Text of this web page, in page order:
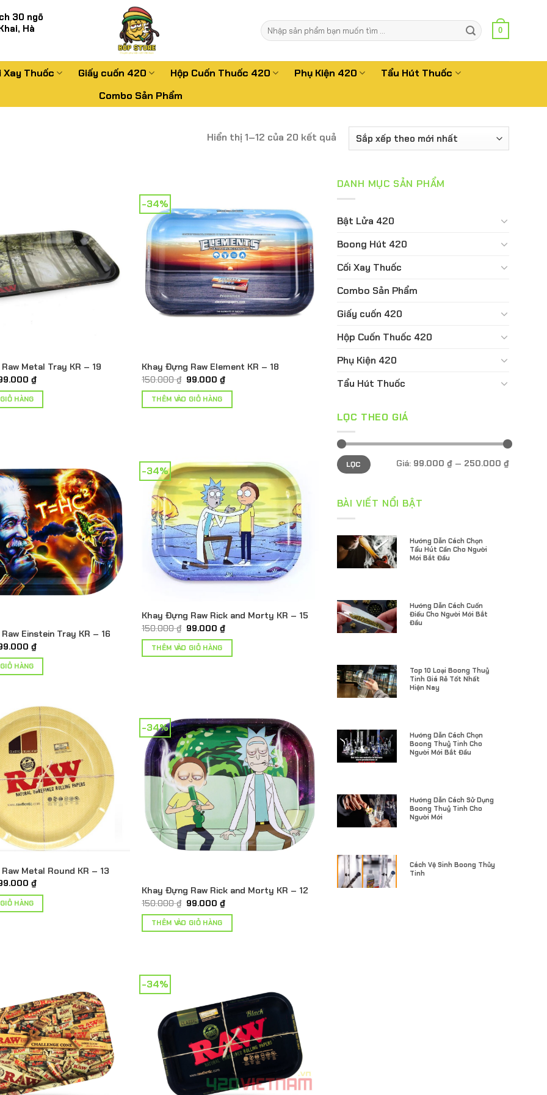
30 ngõ
Hà
Tìm
kiếm:
0
Xay Thuốc Giấy cuốn 420 Hộp Cuốn Thuốc 420 Phụ Kiện 420
Tẩu Hút Thuốc
Combo Sản Phẩm
Hiển thị 1–12 của 20 kết quả
Metal Tray KR – 19
là:
150.000 ₫.
₫Giá
HÀNG
-34%
Khay Đựng Raw Element KR – 18
150.000₫ Giá
là:
150.000 ₫.
99.000₫Giá
THÊM VÀO GIỎ HÀNG
Einstein Tray KR – 16
là:
₫.
₫Giá
là:
HÀNG
-34%
Khay Đựng Raw Rick and Morty KR – 15
150.000₫ Giá
là:
150.000 ₫.
99.000₫Giá
là:
THÊM VÀO GIỎ HÀNG
Metal Round KR – 13
150.000 ₫.
₫Giá
tại
HÀNG
-34%
Khay Đựng Raw Rick and Morty KR – 12
150.000₫ Giá
là:
150.000 ₫.
99.000₫Giá
THÊM VÀO GIỎ HÀNG
-34%
DANH MỤC SẢN PHẨM
Bật Lửa 420
Boong Hút 420
Cối Xay Thuốc
Combo Sản Phẩm
Giấy cuốn 420
Hộp Cuốn Thuốc 420
Phụ Kiện 420
Tẩu Hút Thuốc
LỌC THEO GIÁ
Giá
tối
thiểu
Giá
tối
đa
LỌC Giá: 99.000 ₫ — 250.000 ₫
BÀI VIẾT NỔI BẬT
Hướng Dẫn Cách Chọn
Tẩu Hút Cần Cho Người
Mới Bắt Đầu
Hướng Dẫn Cách Cuốn
Điếu Cho Người Mới Bắt
Đầu
Top 10 Loại Boong Thuỷ
Tinh Giá Rẻ Tốt Nhất
Hiện Nay
Hướng Dẫn Cách Chọn
Boong Thuỷ Tinh Cho
Người Mới Bắt Đầu
Hướng Dẫn Cách Sử Dụng
Boong Thuỷ Tinh Cho
Người Mới
Cách Vệ Sinh Boong Thủy
Tinh